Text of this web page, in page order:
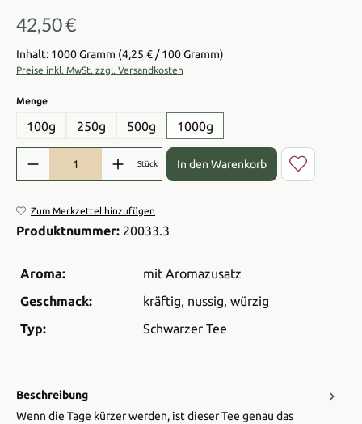
Regulärer Preis:
42,50 €
Inhalt: 1000 Gramm (4,25 € / 100 Gramm)
Preise inkl. MwSt. zzgl. Versandkosten
Mengeauswählen
100g 250g 500g 1000g
Produkt Anzahl: Gib den gewünschten Wert ein oder benutze die
Stück In den Warenkorb
Zum Merkzettel hinzufügen
Produktnummer: 20033.3
Aroma:
mit Aromazusatz
Geschmack:
kräftig, nussig, würzig
Typ:
Schwarzer Tee
Beschreibung
Wenn die Tage kürzer werden, ist dieser Tee genau das